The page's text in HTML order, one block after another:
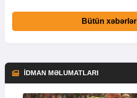
Bütün xəbərlər
İDMAN MƏLUMATLARI